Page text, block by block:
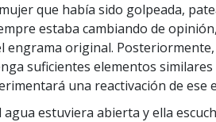
Líder Eclesiástico de
Criminon
Narconon
La Verdad Sobre las Drogas
Unidos por los Derechos
La
que había sido golpeada,
estaba cambiando de opinión,
engrama original.
suficientes elementos similares
una reactivación de ese
estuviera abierta y ella